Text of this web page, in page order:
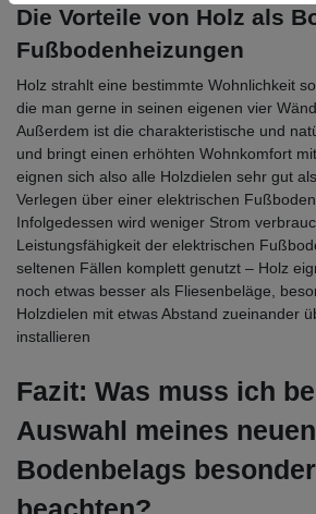
Die Vorteile von Holz als
Fußbodenheizungen
Holz strahlt eine bestimmte Wohnlichkeit
die man gerne in seinen eigenen vier
Außerdem ist die charakteristische und
und bringt einen erhöhten Wohnkomfort
eignen sich also alle Holzdielen sehr gut
Verlegen über einer elektrischen
Infolgedessen wird weniger Strom
Leistungsfähigkeit der elektrischen
seltenen Fällen komplett genutzt – Holz
noch etwas besser als Fliesenbeläge,
Holzdielen mit etwas Abstand zueinander
installieren
Fazit: Was muss ich
Auswahl meines neuen
Bodenbelags